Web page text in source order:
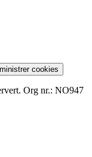
cookies
Org nr.: NO947